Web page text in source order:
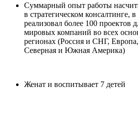
Суммарный опыт работы
в стратегическом консалтинге,
реализовал более 100 проектов
мировых компаний во всех
регионах (Россия и СНГ,
Северная и Южная Америка)
Женат и воспитывает 7 детей